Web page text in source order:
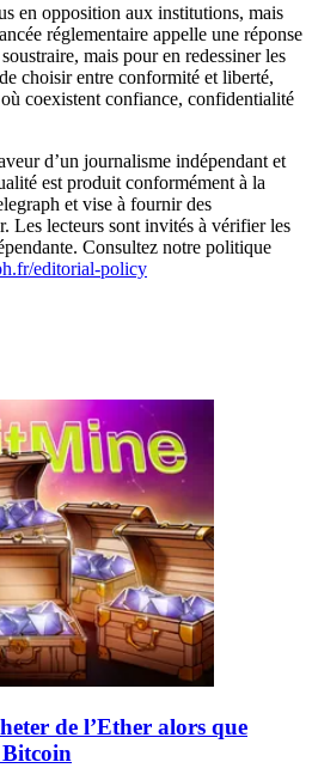
en opposition aux institutions, mais
réglementaire appelle une réponse
mais pour en redessiner les
choisir entre conformité et liberté,
coexistent confiance, confidentialité
d’un journalisme indépendant et
est produit conformément à la
et vise à fournir des
Les lecteurs sont invités à vérifier les
Consultez notre politique
editorial-policy
de l’Ether alors que